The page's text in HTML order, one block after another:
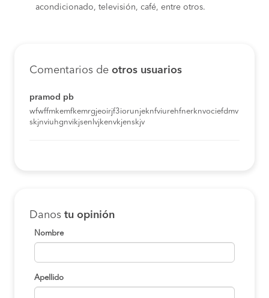
acondicionado, televisión, café, entre otros.
Comentarios de otros usuarios
pramod pb
wfwffmkemfkemrgjeoirjf3iorunjeknfviurehfnerknvociefdmv
skjnviuhgnvikjsenlvjkenvkjenskjv
Danos tu opinión
Nombre
Apellido